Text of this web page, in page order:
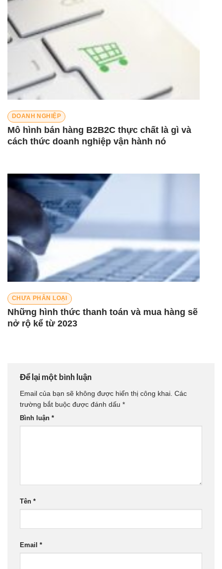
DOANH NGHIỆP
Mô hình bán hàng B2B2C thực chất là gì và
cách thức doanh nghiệp vận hành nó
CHƯA PHÂN LOẠI
Những hình thức thanh toán và mua hàng sẽ
nở rộ kể từ 2023
Để lại một bình luận
Email của bạn sẽ không được hiển thị công khai. Các
trường bắt buộc được đánh dấu *
Bình luận *
Tên *
Email *